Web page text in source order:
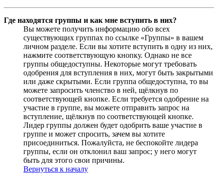
Где находятся группы и как мне вступить в них?
Вы можете получить информацию обо всех
существующих группах по ссылке «Группы» в вашем
личном разделе. Если вы хотите вступить в одну из них,
нажмите соответствующую кнопку. Однако не все
группы общедоступны. Некоторые могут требовать
одобрения для вступления в них, могут быть закрытыми
или даже скрытыми. Если группа общедоступна, то вы
можете запросить членство в ней, щёлкнув по
соответствующей кнопке. Если требуется одобрение на
участие в группе, вы можете отправить запрос на
вступление, щёлкнув по соответствующей кнопке.
Лидер группы должен будет одобрить ваше участие в
группе и может спросить, зачем вы хотите
присоединиться. Пожалуйста, не беспокойте лидера
группы, если он отклонил ваш запрос; у него могут
быть для этого свои причины.
Вернуться к началу